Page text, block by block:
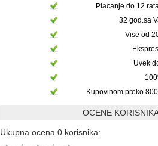
Placanje do 12
32 god.sa
Vise od
Uvek
Kupovinom preko
OCENE
Ukupna ocena 0 korisnika: